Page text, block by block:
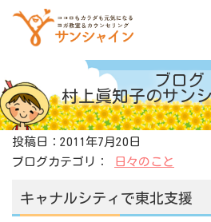
サンシャインについて
ヨガ
料金表
ブログ
村上眞知子のサン
投稿日：2011年7月20日
ブログカテゴリ：
日々のこと
キャナルシティで東北支援